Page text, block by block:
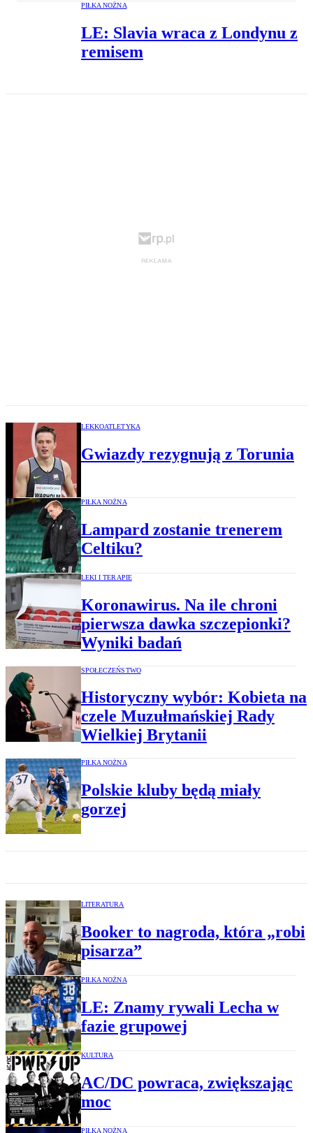
PIŁKA NOŻNA
LE: Slavia wraca z Londynu z
remisem
LEKKOATLETYKA
Gwiazdy rezygnują z Torunia
PIŁKA NOŻNA
Lampard zostanie trenerem
Celtiku?
LEKI I TERAPIE
Koronawirus. Na ile chroni
pierwsza dawka szczepionki?
Wyniki badań
SPOŁECZEŃSTWO
Historyczny wybór: Kobieta na
czele Muzułmańskiej Rady
Wielkiej Brytanii
PIŁKA NOŻNA
Polskie kluby będą miały
gorzej
LITERATURA
Booker to nagroda, która „robi
pisarza”
PIŁKA NOŻNA
LE: Znamy rywali Lecha w
fazie grupowej
KULTURA
AC/DC powraca, zwiększając
moc
PIŁKA NOŻNA